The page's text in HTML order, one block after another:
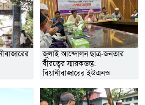
জুলাই আন্দোলন ছাত্র-জনতার
বীরত্বের স্মারকস্তম্ভ:
বিয়ানীবাজারের ইউএনও